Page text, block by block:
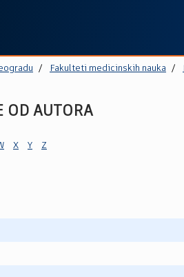
Fakulteti medicinskih nauka
OD AUTORA
X Y Z